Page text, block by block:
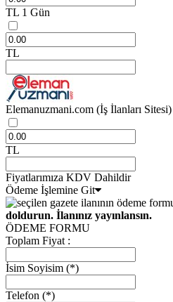
TL 1 Gün
TL
Elemanuzmani.com (İş İlanları Sitesi)
TL
Fiyatlarımıza KDV Dahildir
Ödeme İşlemine Git
doldurun. İlanınız yayınlansın.
ÖDEME FORMU
Toplam Fiyat :
İsim Soyisim (*)
Telefon (*)